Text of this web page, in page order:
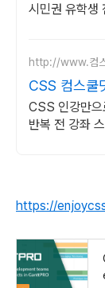
시민권 유학생
http://www.컴
CSS 컴스쿨
프티콘!
CSS 인강만으
반복 전 강좌
https://